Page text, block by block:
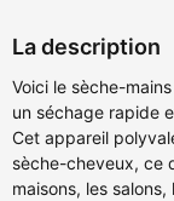
La description
Voici le sèche-
un séchage rapide
Cet appareil
sèche-cheveux, ce
maisons, les